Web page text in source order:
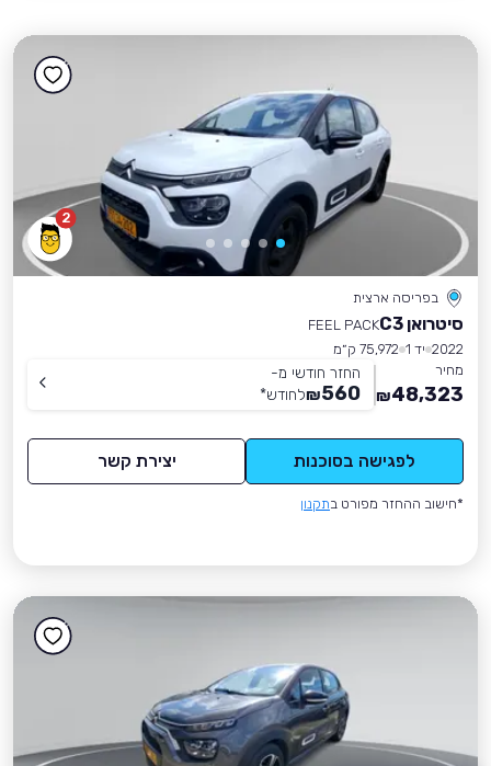
2
בפריסה ארצית
סיטרואן C3
FEEL PACK
2022 יד 1
75,972 ק״מ
מחיר
48,323
₪
החזר חודשי מ-
560
₪לחודש*
לפגישה בסוכנות יצירת קשר
*חישוב ההחזר מפורט בתקנון